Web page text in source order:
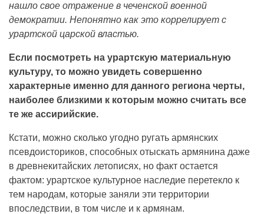
нашло свое отражение в чеченской военной
демократии. Непонятно как это коррелирует с
урартской царской властью.
Если посмотреть на урартскую материальную
культуру, то можно увидеть совершенно
характерные именно для данного региона черты,
наиболее близкими к которым можно считать все
те же ассирийские.
Кстати, можно сколько угодно ругать армянских
псевдоисториков, способных отыскать армянина даже
в древнекитайских летописях, но факт остается
фактом: урартское культурное наследие перетекло к
тем народам, которые заняли эти территории
впоследствии, в том числе и к армянам.